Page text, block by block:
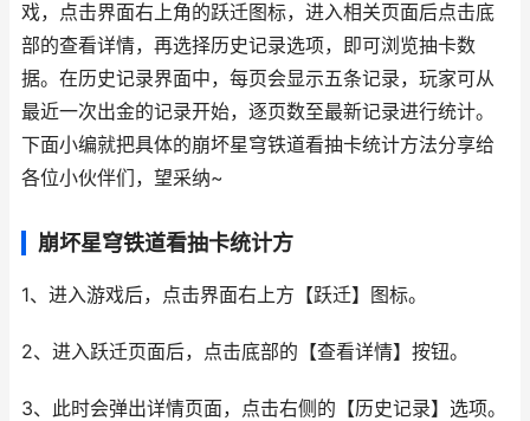
戏，点击界面右上角的跃迁图标，进入相关页面后点击底
部的查看详情，再选择历史记录选项，即可浏览抽卡数
据。在历史记录界面中，每页会显示五条记录，玩家可从
最近一次出金的记录开始，逐页数至最新记录进行统计。
下面小编就把具体的崩坏星穹铁道看抽卡统计方法分享给
各位小伙伴们，望采纳~
崩坏星穹铁道看抽卡统计方
1、进入游戏后，点击界面右上方【跃迁】图标。
2、进入跃迁页面后，点击底部的【查看详情】按钮。
3、此时会弹出详情页面，点击右侧的【历史记录】选项。